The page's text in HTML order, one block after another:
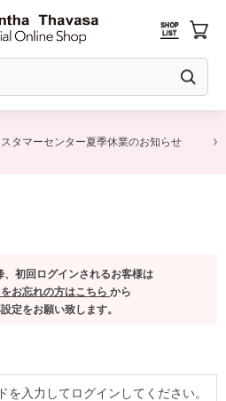
タマーセンター夏季休業のお知らせ
初回ログインされるお客様は
お忘れの方はこちら から
定をお願い致します。
を入力してログインしてください。